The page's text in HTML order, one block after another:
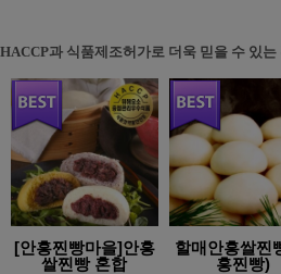
HACCP과 식품제조허가로 더욱 믿을 수 있
[안흥찐빵마을]안흥
쌀찐빵 혼합
할매안흥쌀찐
흥찐빵)